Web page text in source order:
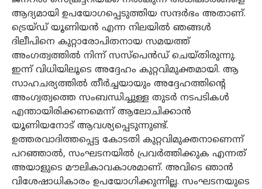
ആദ്യമായി ഉപയോഗപ്പെടുത്തിയ സന്ദര്‍ഭം അതാണ്.
ട്രെയ്ഡ് യൂണിയന്‍ എന്ന നിലയില്‍ ഞങ്ങള്‍
ദിലീപിനെ കുറ്റാരോപിതനായ സമയത്ത്
അംഗത്വത്തില്‍ നിന്ന് സസ്പെന്‍ഡ് ചെയ്തിരുന്നു.
ഇന്ന് വിധിയിലൂടെ അദ്ദേഹം കുറ്റവിമുക്തമായി. ആ
സാഹചര്യത്തില്‍ തീര്‍ച്ചയായും അദ്ദേഹത്തിന്റെ
അംഗ്വത്വത്തെ സംബന്ധിച്ചുള്ള തുടര്‍ നടപടികള്‍
എന്തായിരിക്കണമെന്ന് ആലോചിക്കാന്‍
യൂണിയനോട് ആവശ്യപ്പെടുന്നുണ്ട്.
ഉത്തരവാദിത്തപ്പെട്ട കോടതി കുറ്റവിമുക്തനാണെന്ന്
പറഞ്ഞാല്‍, സംഘടനയില്‍ പ്രവര്‍ത്തിക്കുക എന്നത്
അയാളുടെ മൗലികാവകാശമാണ്. അവിടെ ഞാന്‍
വിശേഷാധികാരം ഉപയോഗിക്കുന്നില്ല. സംഘടനയുടെ